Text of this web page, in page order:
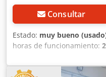
Consultar
Estado: muy bueno
horas de funcionamiento:
,
estación de aire